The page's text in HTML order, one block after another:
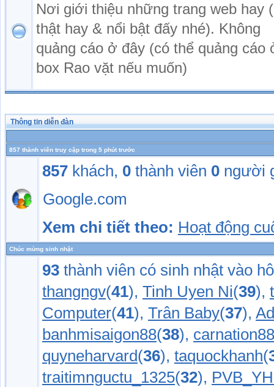
Nơi giới thiệu những trang web hay
thật hay & nổi bật đấy nhé). Không
quảng cáo ở đây (có thể quảng cáo
box Rao vặt nếu muốn)
Thông tin diễn đàn
857 thành viên truy cập trong 5 phút trước
857 khách, 0 thành viên 0 người
Google.com
Xem chi tiết theo: Hoạt động
Chúc mừng sinh nhật
93 thành viên có sinh nhật vào
thangngv(41), Tinh Uyen Ni(39),
Computer(41), Trân Baby(37),
banhmisaigon88(38), carnation88
quyneharvard(36), taquockhanh(
traitimnguctu_1325(32),